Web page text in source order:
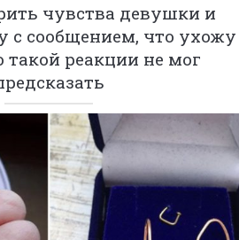
чувства девушки и
с сообщением, что ухожу
такой реакции не мог